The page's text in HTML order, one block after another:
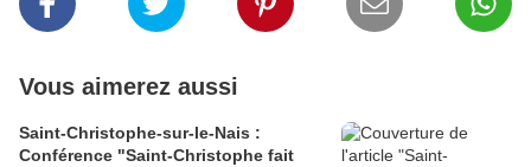
Vous aimerez aussi
Saint-Christophe-sur-le-Nais :
Conférence "Saint-Christophe fait